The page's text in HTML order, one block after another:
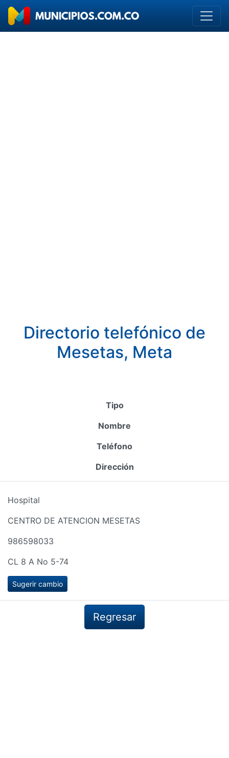
Directorio telefónico de
Mesetas, Meta
Tipo
Nombre
Teléfono
Dirección
Hospital
CENTRO DE ATENCION MESETAS
986598033
CL 8 A No 5-74
Sugerir cambio
Regresar